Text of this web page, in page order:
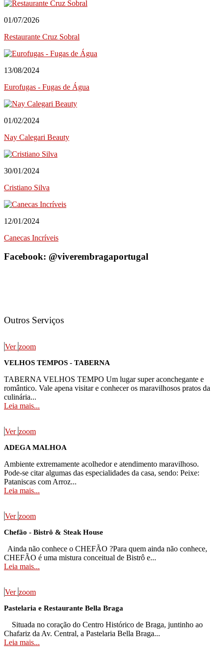
Bar para Eventos
Fitness
Imobiliária
Negócios/Serviços
Retratista
Onde Comer (Gastronomia)
Cafeterias/Lachonetes
Onde se Hospedar
Cosméticos
Serviços Especializados
Consultor(a) Imobiliário(a)
Lavanderia Self-Service
Supermercado
01/07/2026
Restaurante Cruz Sobral
13/08/2024
Eurofugas - Fugas de Água
01/02/2024
Nay Calegari Beauty
30/01/2024
Cristiano Silva
12/01/2024
Canecas Incríveis
Facebook: @viverembragaportugal
Outros Serviços
Ver zoom
VELHOS TEMPOS - TABERNA
TABERNA VELHOS TEMPO Um lugar super aconchegante e
romântico. Vale apena visitar e conhecer os maravilhosos pratos da
culinária...
Leia mais...
Ver zoom
ADEGA MALHOA
Ambiente extremamente acolhedor e atendimento maravilhoso.
Pode-se citar algumas das especialidades da casa, sendo: Peixe:
Pataniscas com Arroz...
Leia mais...
Ver zoom
Chefão - Bistrô & Steak House
Ainda não conhece o CHEFÃO ?Para quem ainda não conhece,
CHEFÃO é uma mistura conceitual de Bistrô e...
Leia mais...
Ver zoom
Pastelaria e Restaurante Bella Braga
Situada no coração do Centro Histórico de Braga, juntinho ao
Chafariz da Av. Central, a Pastelaria Bella Braga...
Leia mais...